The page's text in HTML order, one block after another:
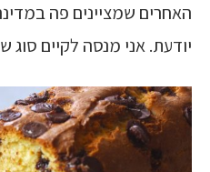
האחרים שמציינים פה
יודעת. אני מנסה לקיים סוג